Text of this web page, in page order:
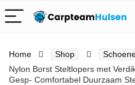
Home Shop
Nylon Borst Steltlopers met
Gesp- Comfortabel Duurzaam